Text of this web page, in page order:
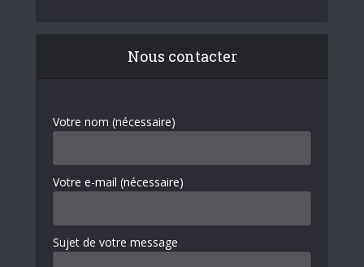
Nous contacter
Votre nom (nécessaire)
Votre e-mail (nécessaire)
Sujet de votre message